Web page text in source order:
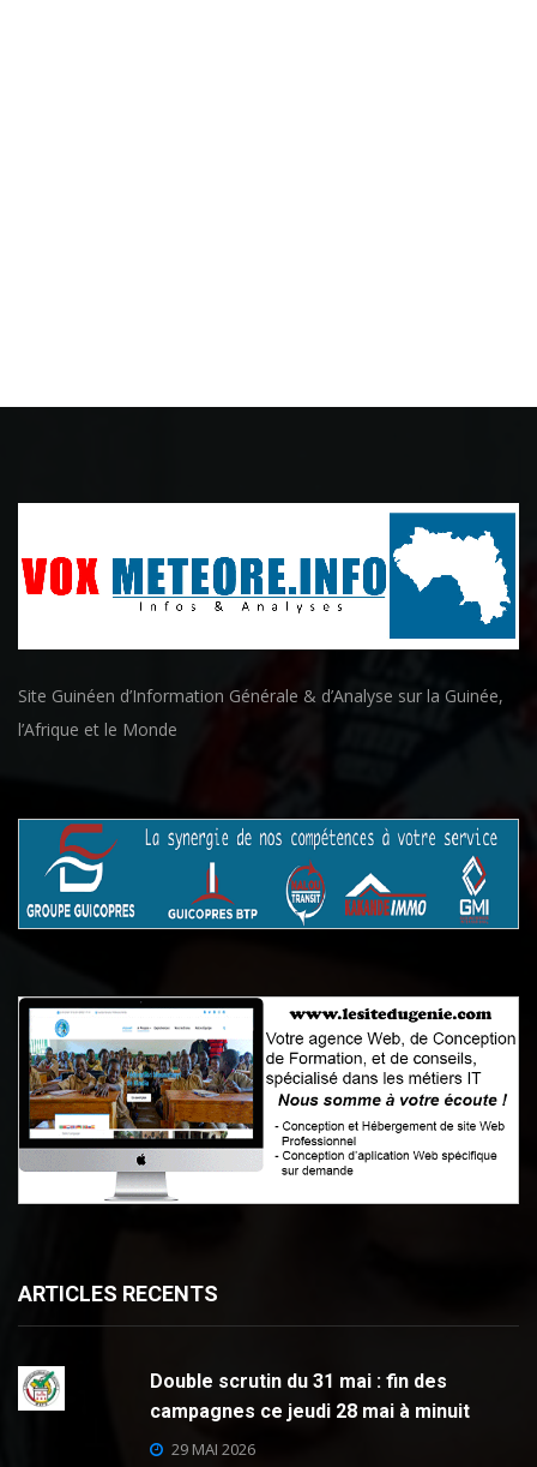
Site Guinéen d’Information Générale & d’Analyse sur la Guinée,
l’Afrique et le Monde
ARTICLES RECENTS
Double scrutin du 31 mai : fin des
campagnes ce jeudi 28 mai à minuit
29 MAI 2026